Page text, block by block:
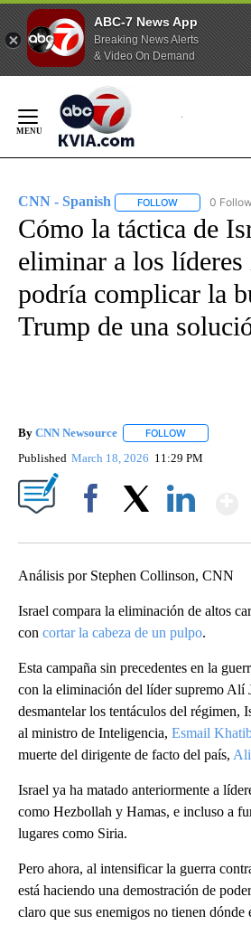
ABC-7 News App
Breaking News Alerts
& Video On Demand
Content
CNN - Spanish FOLLOW FOLLOW
0
Cómo la táctica de
eliminar a los líderes
podría complicar la
Trump de una
By CNN Newsource FOLLOW
Published March 18, 2026 11:29 PM
Análisis por Stephen Collinson, CNN
Israel compara la eliminación de altos
con cortar la cabeza de un pulpo.
Esta campaña sin precedentes en la
con la eliminación del líder supremo Alí
desmantelar los tentáculos del régimen,
al ministro de Inteligencia, Esmail
muerte del dirigente de facto del país,
Israel ya ha matado anteriormente a
como Hezbollah y Hamas, e incluso a
lugares como Siria.
Pero ahora, al intensificar la guerra
está haciendo una demostración de
claro que sus enemigos no tienen dónde